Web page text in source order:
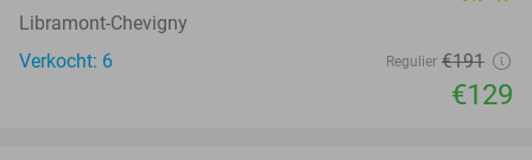
Libramont-Chevigny
Verkocht: 6
Regulier €191
€129